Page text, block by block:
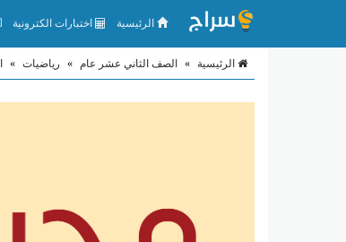
الرئيسية اختبارات الكترونية
الرئيسية » الصف الثاني عشر عام » رياضيات »